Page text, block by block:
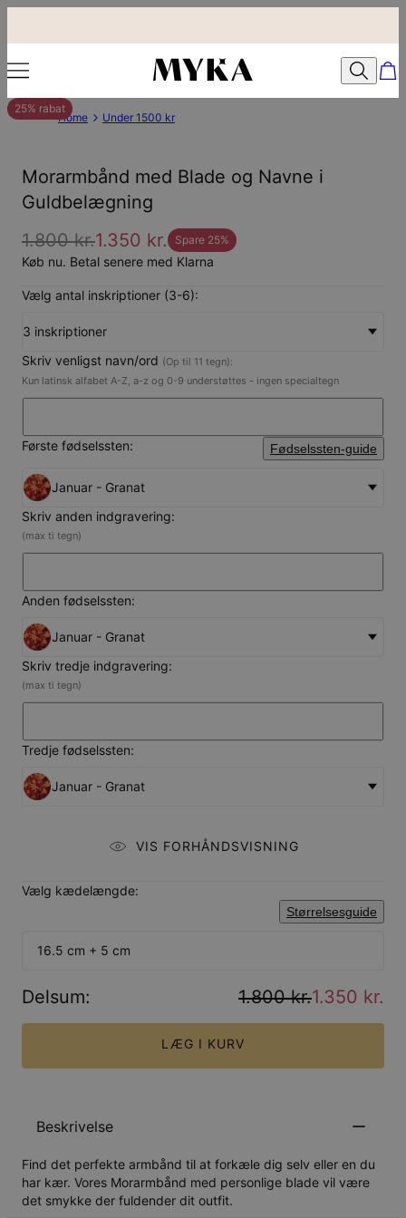
25% rabat
Home Under 1500 kr
Morarmbånd med Blade og Navne i
Guldbelægning
1.800 kr.1.350 kr. Spare 25%
Køb nu. Betal senere med Klarna
Vælg antal inskriptioner (3-6):
3 inskriptioner
Skriv venligst navn/ord (Op til 11 tegn):
Kun latinsk alfabet A-Z, a-z og 0-9 understøttes - ingen specialtegn
Første fødselssten: Fødselssten-guide
Januar - Granat
Skriv anden indgravering:
(max ti tegn)
Anden fødselssten:
Januar - Granat
Skriv tredje indgravering:
(max ti tegn)
Tredje fødselssten:
Januar - Granat
VIS FORHÅNDSVISNING
Vælg kædelængde:
Størrelsesguide
16.5 cm + 5 cm
Delsum: 1.800 kr.1.350 kr.
LÆG I KURV
Beskrivelse
Find det perfekte armbånd til at forkæle dig selv eller en du
har kær. Vores Morarmbånd med personlige blade vil være
det smykke der fuldender dit outfit.